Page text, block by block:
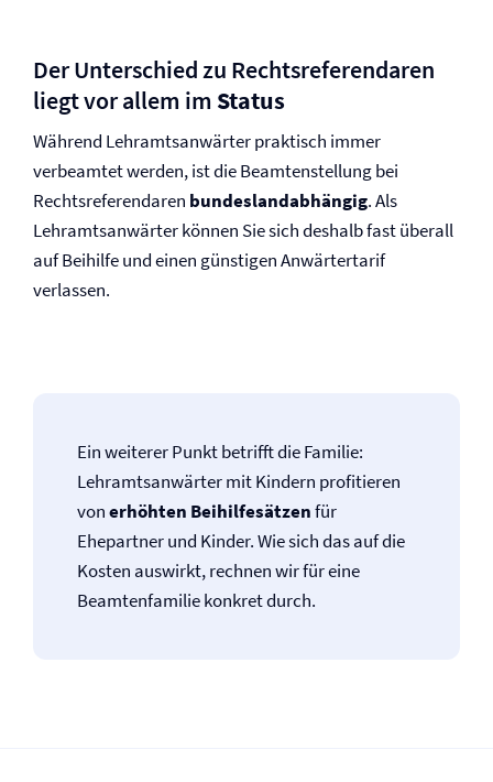
Der Unterschied zu Rechtsreferendaren
liegt vor allem im Status
Während Lehramtsanwärter praktisch immer
verbeamtet werden, ist die Beamtenstellung bei
Rechtsreferendaren bundeslandabhängig. Als
Lehramtsanwärter können Sie sich deshalb fast überall
auf Beihilfe und einen günstigen Anwärtertarif
verlassen.
Ein weiterer Punkt betrifft die Familie:
Lehramtsanwärter mit Kindern profitieren
vonerhöhten Beihilfesätzenfür
Ehepartner und Kinder. Wie sich das auf die
Kosten auswirkt, rechnen wir für eine
Beamtenfamilie konkret durch.